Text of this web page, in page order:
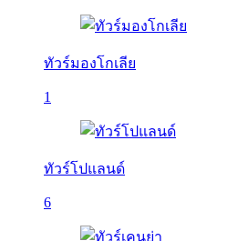
ทัวร์มองโกเลีย
1
ทัวร์โปแลนด์
6